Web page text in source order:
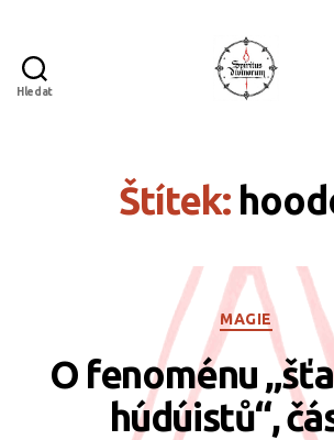
Hledat
Štítek:
Rubriky
MAGIE
O fenoménu
húdúistů“,